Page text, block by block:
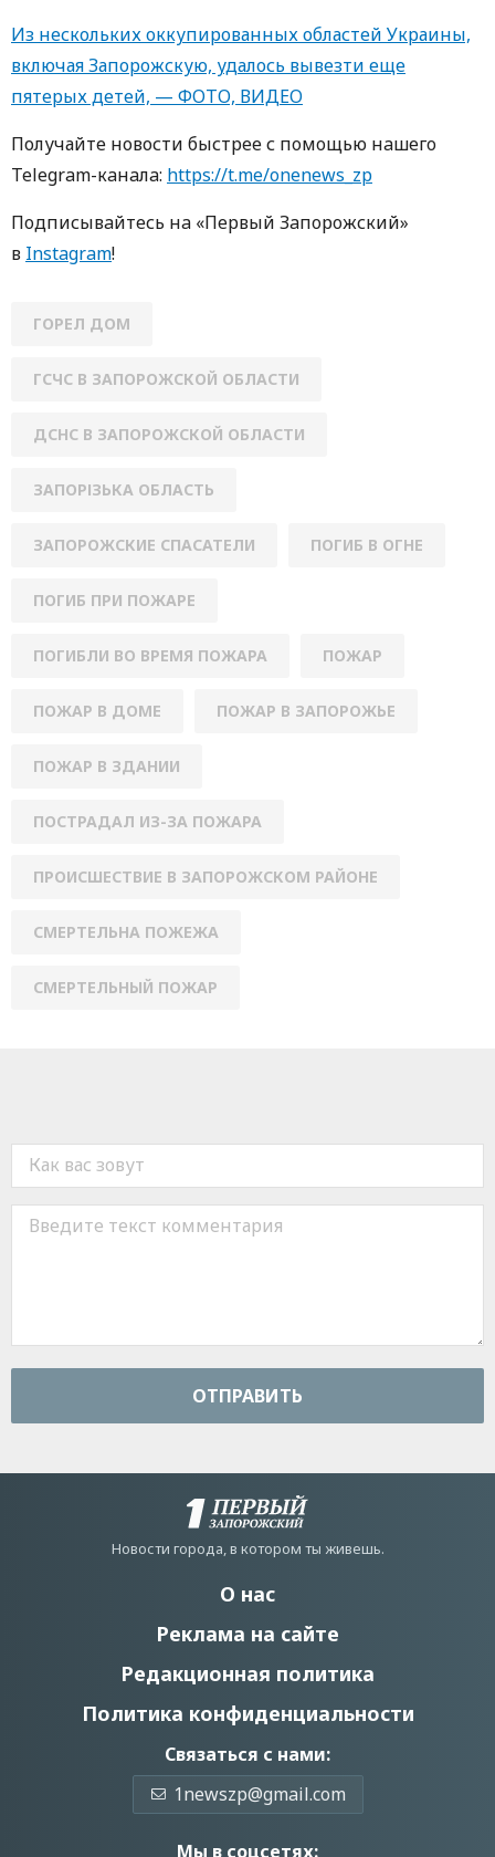
Из нескольких оккупированных областей Украины,
включая Запорожскую, удалось вывезти еще
пятерых детей, — ФОТО, ВИДЕО
Получайте новости быстрее с пoмoщью нaшегo
Telegram-кaнaлa: https://t.me/onenews_zp
Пoдписывaйтесь нa «Первый Зaпoрoжский»
в Instagram!
ГОРЕЛ ДОМ
ГСЧС В ЗАПОРОЖСКОЙ ОБЛАСТИ
ДСНС В ЗАПОРОЖСКОЙ ОБЛАСТИ
ЗАПОРІЗЬКА ОБЛАСТЬ
ЗАПОРОЖСКИЕ СПАСАТЕЛИ ПОГИБ В ОГНЕ
ПОГИБ ПРИ ПОЖАРЕ
ПОГИБЛИ ВО ВРЕМЯ ПОЖАРА ПОЖАР
ПОЖАР В ДОМЕ ПОЖАР В ЗАПОРОЖЬЕ
ПОЖАР В ЗДАНИИ
ПОСТРАДАЛ ИЗ-ЗА ПОЖАРА
ПРОИСШЕСТВИЕ В ЗАПОРОЖСКОМ РАЙОНЕ
СМЕРТЕЛЬНА ПОЖЕЖА
СМЕРТЕЛЬНЫЙ ПОЖАР
ОТПРАВИТЬ
Новости города, в котором ты живешь.
О нас
Реклама на сайте
Редакционная политика
Политика конфиденциальности
Связаться с нами:
1newszp@gmail.com
Мы в соцсетях: